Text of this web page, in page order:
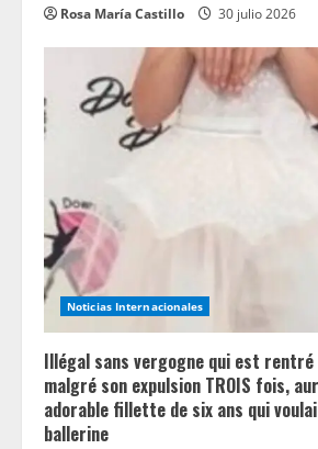
Rosa María Castillo 30 julio 2026
Noticias Internacionales
Illégal sans vergogne qui est rentré
malgré son expulsion TROIS fois,
adorable fillette de six ans qui
ballerine